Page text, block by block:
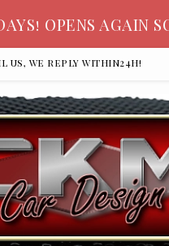
OPENS AGAIN
us, we reply within24h!